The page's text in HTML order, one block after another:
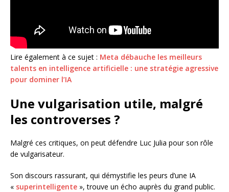
Lire également à ce sujet : Meta débauche les meilleurs
talents en intelligence artificielle : une stratégie agressive
pour dominer l’IA
Une vulgarisation utile, malgré
les controverses ?
Malgré ces critiques, on peut défendre Luc Julia pour son rôle
de vulgarisateur.
Son discours rassurant, qui démystifie les peurs d’une IA
« superintelligente », trouve un écho auprès du grand public.